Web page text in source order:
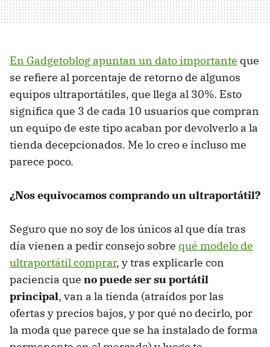
En Gadgetoblog apuntan un dato importante que
se refiere al porcentaje de retorno de algunos
equipos ultraportátiles, que llega al 30%. Esto
significa que 3 de cada 10 usuarios que compran
un equipo de este tipo acaban por devolverlo a la
tienda decepcionados. Me lo creo e incluso me
parece poco.
¿Nos equivocamos comprando un ultraportátil?
Seguro que no soy de los únicos al que día tras
día vienen a pedir consejo sobre qué modelo de
ultraportátil comprar, y tras explicarle con
paciencia que no puede ser su portátil
principal, van a la tienda (atraídos por las
ofertas y precios bajos, y por qué no decirlo, por
la moda que parece que se ha instalado de forma